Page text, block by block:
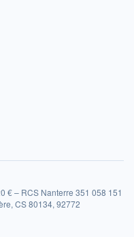
€ – RCS Nanterre 351 058 151
CS 80134, 92772